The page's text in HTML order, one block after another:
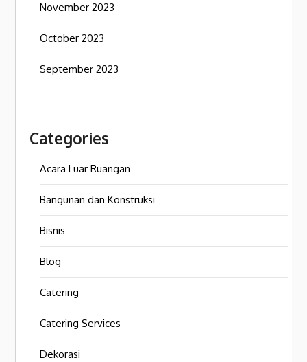
November 2023
October 2023
September 2023
Categories
Acara Luar Ruangan
Bangunan dan Konstruksi
Bisnis
Blog
Catering
Catering Services
Dekorasi